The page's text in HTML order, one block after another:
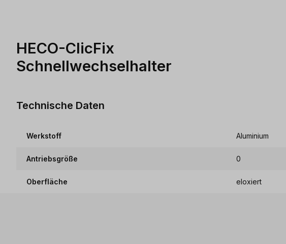
HECO-ClicFix
Schnellwechselhalter
Technische Daten
Werkstoff Aluminium
Antriebsgröße 0
Oberfläche eloxiert